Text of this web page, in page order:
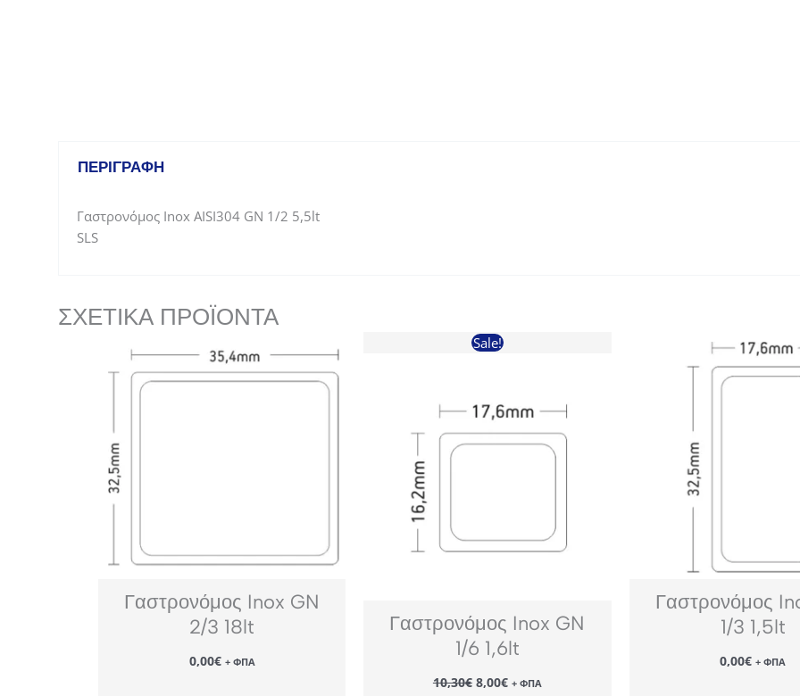
ΠΕΡΙΓΡΑΦΉ
Γαστρονόμος Inox AISI304 GN 1/2 5,5lt
SLS
ΣΧΕΤΙΚΆ ΠΡΟΪΌΝΤΑ
Γαστρονόμος Inox GN
2/3 18lt
0,00€ + ΦΠΑ
Sale!
Γαστρονόμος Inox GN
1/6 1,6lt
10,30€ Original
price
8,00€Η
τρέχουσα
+ ΦΠΑ
Γαστρονόμος
1/3 1,5lt
0,00€ + ΦΠΑ